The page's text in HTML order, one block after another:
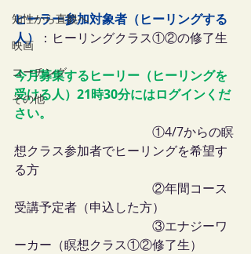
知性から直観へ
映画
コーチング
その他
ヒーラー参加対象者（ヒーリングする
人）
：ヒーリングクラス①②の修了生
今月募集するヒーリー（ヒーリングを
受ける人）21時30分にはログインくだ
さい。
①4/7からの瞑
想クラス参加者でヒーリングを希望す
る方
②年間コース
受講予定者（申込した方）
③エナジーワ
ーカー（瞑想クラス①②修了生）